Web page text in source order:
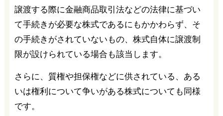
譲渡する際に金融商品取引法などの法律に基づい
て手続きが必要な株式であるにもかかわらず、そ
の手続きがされていないもの、株式自体に譲渡制
限が設けられている場合も該当します。
さらに、質権や担保権などに供されている、ある
いは権利について争いがある株式についても同様
です。